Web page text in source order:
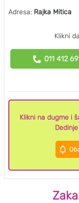
Adresa: Rajka Mitica
Klikni
011 412
Klikni na dugme i